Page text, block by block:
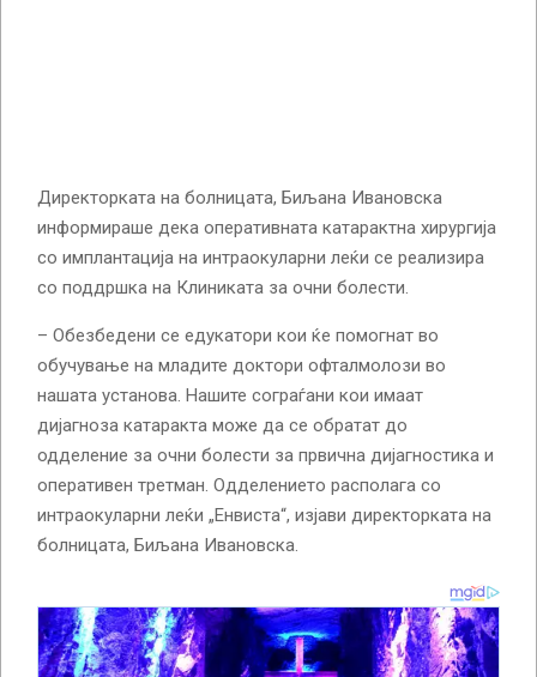
Директорката на болницата, Биљана Ивановска
информираше дека оперативната катарактна хирургија
со имплантација на интраокуларни леќи се реализира
со поддршка на Клиниката за очни болести.
– Обезбедени се едукатори кои ќе помогнат во
обучување на младите доктори офталмолози во
нашата установа. Нашите сограѓани кои имаат
дијагноза катаракта може да се обратат до
одделение за очни болести за првична дијагностика и
оперативен третман. Одделението располага со
интраокуларни леќи „Енвиста“, изјави директорката на
болницата, Биљана Ивановска.